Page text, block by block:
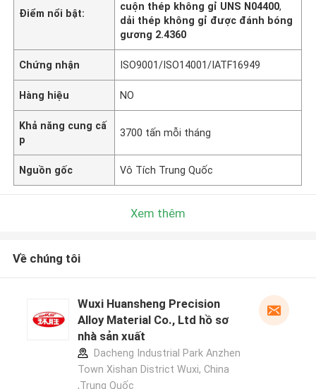
Điểm nổi bật:
cuộn thép không gỉ UNS N04400,
dải thép không gỉ được đánh bóng
gương 2.4360
Chứng nhận ISO9001/ISO14001/IATF16949
Hàng hiệu NO
Khả năng cung cấ
p
3700 tấn mỗi tháng
Nguồn gốc Vô Tích Trung Quốc
Xem thêm
Về chúng tôi
Wuxi Huansheng Precision
Alloy Material Co., Ltd hồ sơ
nhà sản xuất
Dacheng Industrial Park Anzhen
Town Xishan District Wuxi, China
,Trung Quốc